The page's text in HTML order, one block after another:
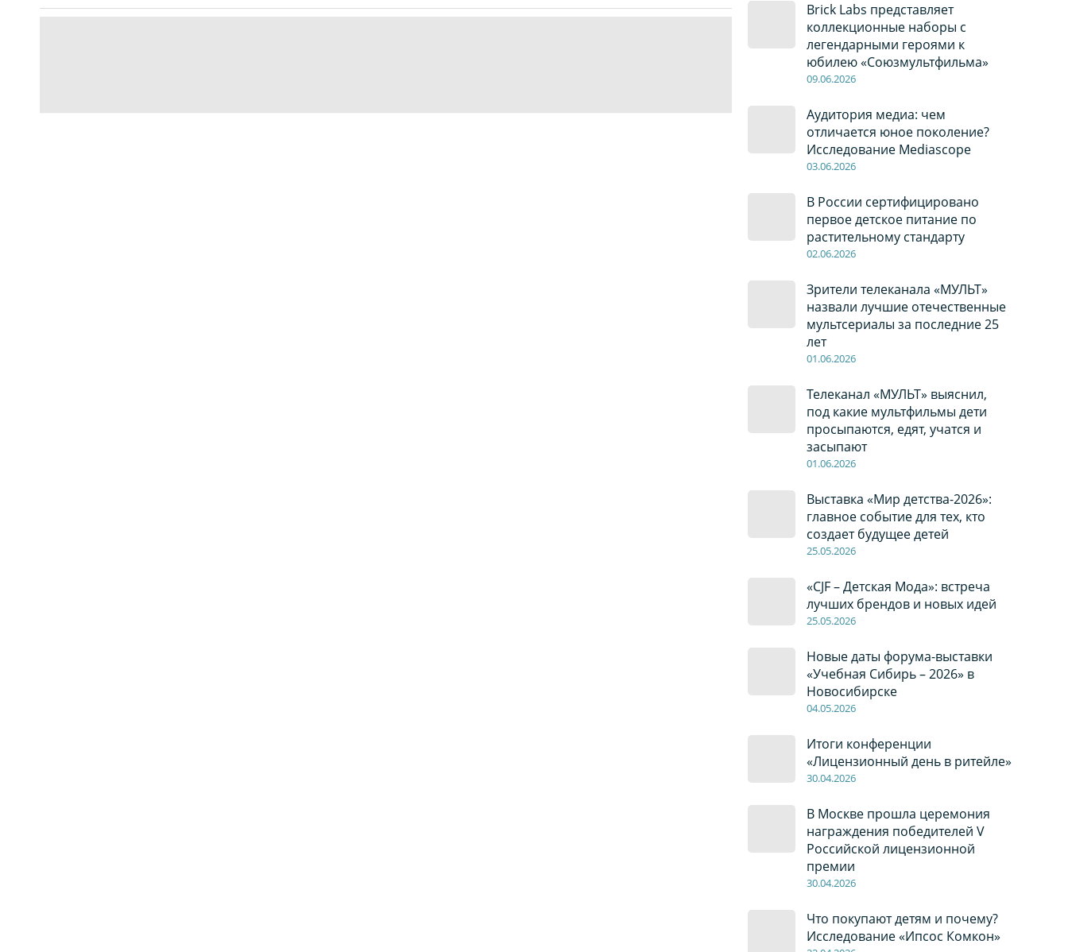
Brick Labs представляет
коллекционные наборы с
легендарными героями к
юбилею «Союзмультфильма»
09.06.2026
Аудитория медиа: чем
отличается юное поколение?
Исследование Mediascope
03.06.2026
В России сертифицировано
первое детское питание по
растительному стандарту
02.06.2026
Зрители телеканала «МУЛЬТ»
назвали лучшие отечественные
мультсериалы за последние 25
лет
01.06.2026
Телеканал «МУЛЬТ» выяснил,
под какие мультфильмы дети
просыпаются, едят, учатся и
засыпают
01.06.2026
Выставка «Мир детства-2026»:
главное событие для тех, кто
создает будущее детей
25.05.2026
«CJF – Детская Мода»: встреча
лучших брендов и новых идей
25.05.2026
Новые даты форума-выставки
«Учебная Сибирь – 2026» в
Новосибирске
04.05.2026
Итоги конференции
«Лицензионный день в ритейле»
30.04.2026
В Москве прошла церемония
награждения победителей V
Российской лицензионной
премии
30.04.2026
Что покупают детям и почему?
Исследование «Ипсос Комкон»